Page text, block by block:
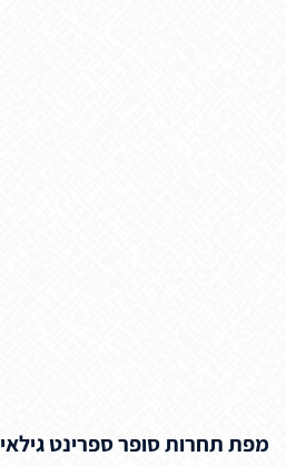
מפת תחרות סופר ספרינט גילאי 14-15